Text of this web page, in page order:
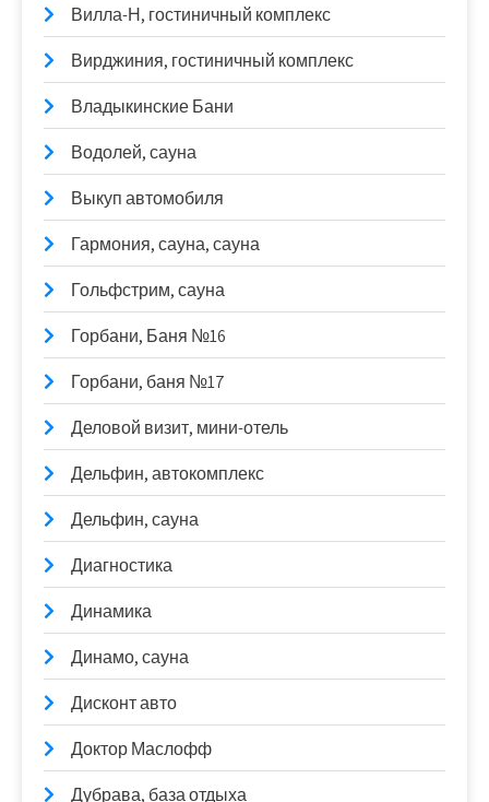
Вилла-Н, гостиничный комплекс
Вирджиния, гостиничный комплекс
Владыкинские Бани
Водолей, сауна
Выкуп автомобиля
Гармония, сауна, сауна
Гольфстрим, сауна
Горбани, Баня №16
Горбани, баня №17
Деловой визит, мини-отель
Дельфин, автокомплекс
Дельфин, сауна
Диагностика
Динамика
Динамо, сауна
Дисконт авто
Доктор Маслофф
Дубрава, база отдыха